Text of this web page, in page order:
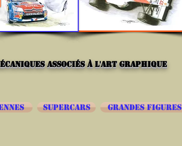
associés à l'art graphique
SUPERCARS GRANDES FIGURES